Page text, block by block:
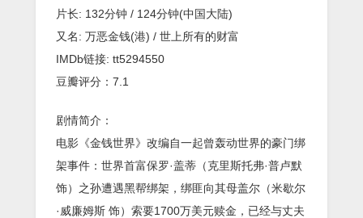
片长: 132分钟 / 124分钟(中国大陆)
又名: 万恶金钱(港) / 世上所有的财富
IMDb链接: tt5294550
豆瓣评分：7.1
剧情简介：
电影《金钱世界》改编自一起曾轰动世界的豪门绑
架事件：世界首富保罗·盖蒂（克里斯托弗·普卢默
饰）之孙遭遇黑帮绑架，绑匪向其母盖尔（米歇尔
·威廉姆斯 饰）索要1700万美元赎金，已经与丈夫